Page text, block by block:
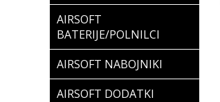
AIRSOFT
BATERIJE/POLNILCI
AIRSOFT NABOJNIKI
AIRSOFT DODATKI